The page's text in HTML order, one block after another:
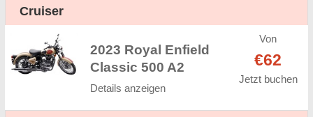
Cruiser
2023 Royal Enfield
Classic 500 A2
Details anzeigen
Von
€62
Jetzt buchen